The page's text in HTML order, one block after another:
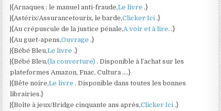
|{Arnaques : le manuel anti-fraude,Le livre .}
|{Astérix/Assurancetourix, le barde,Clicker Ici .}
|{Au crépuscule de la justice pénale,A voir et à lire. .}
|{Au guet-apens,Ouvrage .}
|{Bébé Bleu,Le livre .}
|{Bébé Bleu,(la couverture) . Disponible à l’achat sur les
plateformes Amazon, Fnac, Cultura ….}
|{Bête noire,Le livre . Disponible dans toutes les bonnes
librairies.}
|{Boîte à jeux/Bridge cinquante ans après,Clicker Ici .}